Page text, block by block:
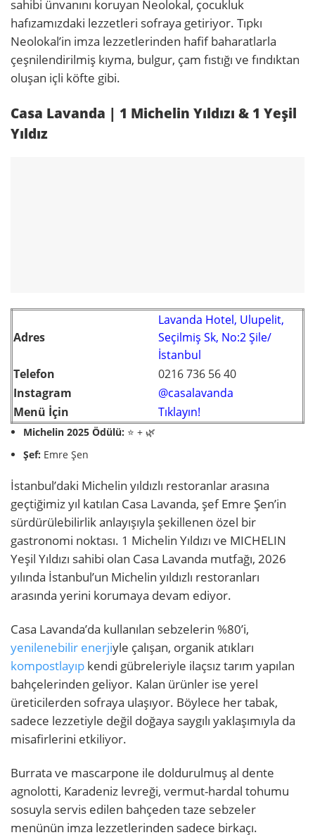
sahibi ünvanını koruyan Neolokal, çocukluk
hafızamızdaki lezzetleri sofraya getiriyor. Tıpkı
Neolokal’in imza lezzetlerinden hafif baharatlarla
çeşnilendirilmiş kıyma, bulgur, çam fıstığı ve fındıktan
oluşan içli köfte gibi.
Casa Lavanda | 1 Michelin Yıldızı & 1 Yeşil
Yıldız
Adres
Lavanda Hotel, Ulupelit,
Seçilmiş Sk, No:2 Şile/
İstanbul
Telefon
0216 736 56 40
Instagram
@casalavanda
Menü İçin
Tıklayın!
Michelin 2025 Ödülü: ⭐ + 🌿
Şef: Emre Şen
İstanbul’daki Michelin yıldızlı restoranlar arasına
geçtiğimiz yıl katılan Casa Lavanda, şef Emre Şen’in
sürdürülebilirlik anlayışıyla şekillenen özel bir
gastronomi noktası. 1 Michelin Yıldızı ve MICHELIN
Yeşil Yıldızı sahibi olan Casa Lavanda mutfağı, 2026
yılında İstanbul’un Michelin yıldızlı restoranları
arasında yerini korumaya devam ediyor.
Casa Lavanda’da kullanılan sebzelerin %80’i,
yenilenebilir enerjiyle çalışan, organik atıkları
kompostlayıp kendi gübreleriyle ilaçsız tarım yapılan
bahçelerinden geliyor. Kalan ürünler ise yerel
üreticilerden sofraya ulaşıyor. Böylece her tabak,
sadece lezzetiyle değil doğaya saygılı yaklaşımıyla da
misafirlerini etkiliyor.
Burrata ve mascarpone ile doldurulmuş al dente
agnolotti, Karadeniz levreği, vermut-hardal tohumu
sosuyla servis edilen bahçeden taze sebzeler
menünün imza lezzetlerinden sadece birkaçı.